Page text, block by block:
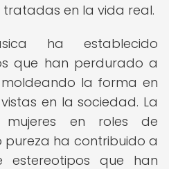
en la vida real.
ha establecido
que han perdurado a
la forma en
en la sociedad. La
mujeres en roles de
pureza ha contribuido a
estereotipos que han